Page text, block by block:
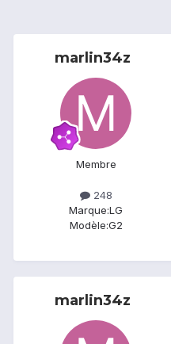
marlin34z
Membre
248
Marque:LG
Modèle:G2
marlin34z